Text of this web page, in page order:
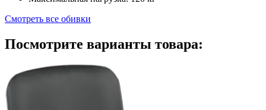
Смотреть все обивки
Посмотрите варианты товара: